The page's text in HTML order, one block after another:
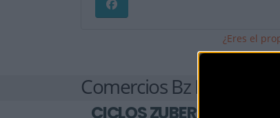
¿Eres el
Comercios Bz Premium
CICLOS ZUBERO